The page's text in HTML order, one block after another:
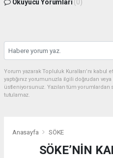
Okuyucu Yorumları (0)
Yorum yazarak Topluluk Kuralları’nı
yaptığınız yorumunuzla ilgili doğrudan
üstleniyorsunuz. Yazılan tüm
tutulamaz.
Anasayfa SÖKE
SÖKE’NİN